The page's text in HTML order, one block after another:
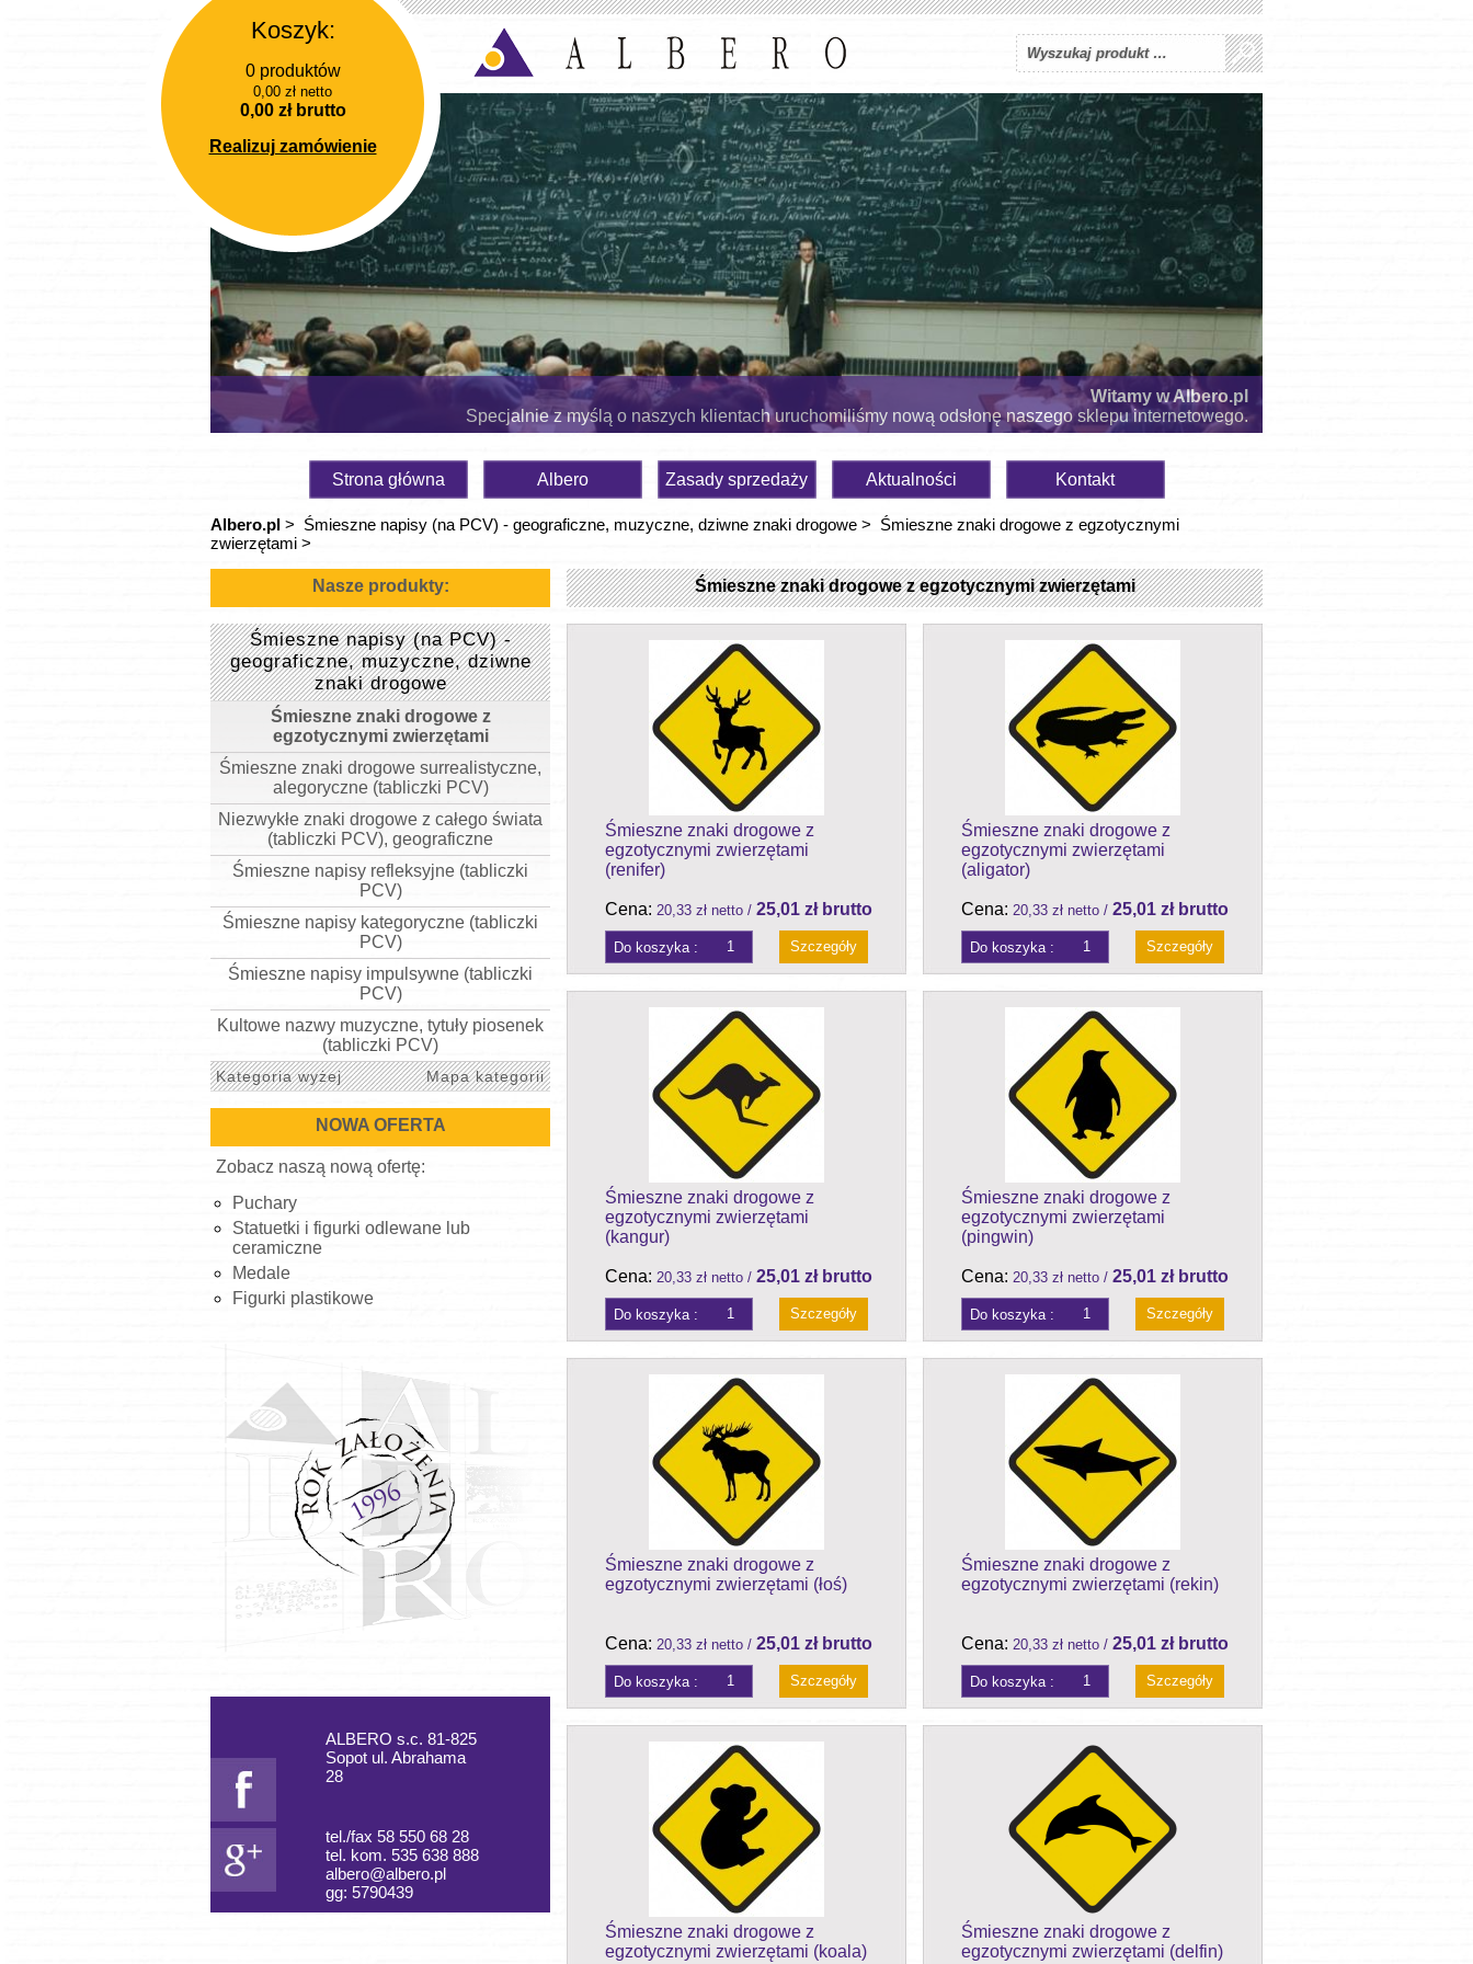
Koszyk:
0 produktów
0,00 zł netto
0,00 zł brutto
Realizuj zamówienie
Witamy w Albero.pl
Specjalnie z myślą o naszych klientach uruchomiliśmy nową odsłonę naszego sklepu internetowego.
Strona główna Albero Zasady sprzedaży Aktualności Kontakt
Albero.pl > Śmieszne napisy (na PCV) - geograficzne, muzyczne, dziwne znaki drogowe > Śmieszne znaki drogowe z egzotycznymi
zwierzętami >
Nasze produkty:
Śmieszne napisy (na PCV) -
geograficzne, muzyczne, dziwne
znaki drogowe
Śmieszne znaki drogowe z
egzotycznymi zwierzętami
Śmieszne znaki drogowe surrealistyczne,
alegoryczne (tabliczki PCV)
Niezwykłe znaki drogowe z całego świata
(tabliczki PCV), geograficzne
Śmieszne napisy refleksyjne (tabliczki
PCV)
Śmieszne napisy kategoryczne (tabliczki
PCV)
Śmieszne napisy impulsywne (tabliczki
PCV)
Kultowe nazwy muzyczne, tytuły piosenek
(tabliczki PCV)
Kategoria wyżej Mapa kategorii
NOWA OFERTA
Zobacz naszą nową ofertę:
Puchary
Statuetki i figurki odlewane lub
ceramiczne
Medale
Figurki plastikowe
ALBERO s.c. 81-825
Sopot ul. Abrahama
28
tel./fax 58 550 68 28
tel. kom. 535 638 888
albero@albero.pl
gg: 5790439
Śmieszne znaki drogowe z egzotycznymi zwierzętami
Śmieszne znaki drogowe z
egzotycznymi zwierzętami
(renifer)
Cena: 20,33 zł netto / 25,01 zł brutto
Szczegóły
Śmieszne znaki drogowe z
egzotycznymi zwierzętami
(aligator)
Cena: 20,33 zł netto / 25,01 zł brutto
Szczegóły
Śmieszne znaki drogowe z
egzotycznymi zwierzętami
(kangur)
Cena: 20,33 zł netto / 25,01 zł brutto
Szczegóły
Śmieszne znaki drogowe z
egzotycznymi zwierzętami
(pingwin)
Cena: 20,33 zł netto / 25,01 zł brutto
Szczegóły
Śmieszne znaki drogowe z
egzotycznymi zwierzętami (łoś)
Cena: 20,33 zł netto / 25,01 zł brutto
Szczegóły
Śmieszne znaki drogowe z
egzotycznymi zwierzętami (rekin)
Cena: 20,33 zł netto / 25,01 zł brutto
Szczegóły
Śmieszne znaki drogowe z
egzotycznymi zwierzętami (koala)
Śmieszne znaki drogowe z
egzotycznymi zwierzętami (delfin)